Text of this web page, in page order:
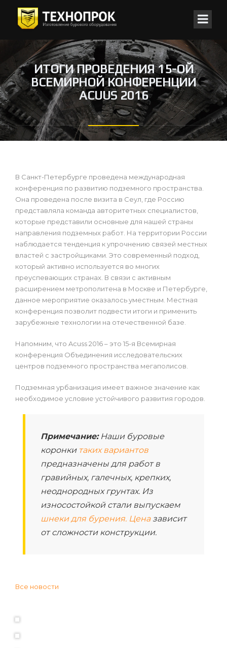
ИТОГИ ПРОВЕДЕНИЯ 15-ОЙ
ВСЕМИРНОЙ КОНФЕРЕНЦИИ
ACUUS 2016
В Санкт-Петербурге проведена международная
конференция по развитию подземного пространства.
Она проведена после визита в Сеул, где Россию
представляла команда авторитетных специалистов,
которые представили основные для нашей страны
направления подземных работ. На территории России
наблюдается тенденция к упрочнению связей местных
властей с застройщиками. Это современный подход,
который активно используется во многих
преуспевающих странах. В связи с активным
расширением метрополитена в Москве и Петербурге,
данное мероприятие оказалось уместным. Местная
конференция позволит подвести итоги и применить
зарубежные технологии на отечественной базе.
Напомним, что Acuss 2016 – это 15-я Всемирная
конференция Объединения исследовательских
центров подземного пространства мегаполисов.
Подземная урбанизация имеет важное значение как
необходимое условие устойчивого развития городов.
Примечание:Наши буровые
коронки таких вариантов
предназначены для работ в
гравийных, галечных, крепких,
неоднородных грунтах. Из
износостойкой стали выпускаем
шнеки для бурения. Ценазависит
от сложности конструкции.
Все новости